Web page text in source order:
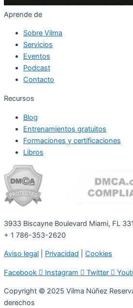
Aprende de
Sobre Vilma
Servicios
Eventos
Podcast
Contacto
Recursos
Blog
Entrenamientos gratuitos
Formaciones y certificaciones
Libros
3933 Biscayne Boulevard Miami, FL
+ 1 786-353-2620
Aviso legal Privacidad Cookies
Facebook Instagram Twitter
Copyright © 2025 Vilma Núñez
derechos